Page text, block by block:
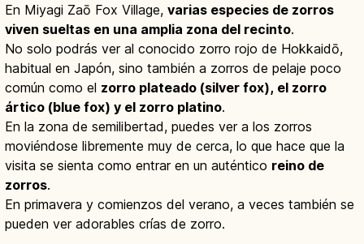
En Miyagi Zaō Fox Village, varias especies de zorros
viven sueltas en una amplia zona del recinto.
No solo podrás ver al conocido zorro rojo de Hokkaidō,
habitual en Japón, sino también a zorros de pelaje poco
común como el zorro plateado (silver fox), el zorro
ártico (blue fox) y el zorro platino.
En la zona de semilibertad, puedes ver a los zorros
moviéndose libremente muy de cerca, lo que hace que la
visita se sienta como entrar en un auténtico reino de
zorros.
En primavera y comienzos del verano, a veces también se
pueden ver adorables crías de zorro.